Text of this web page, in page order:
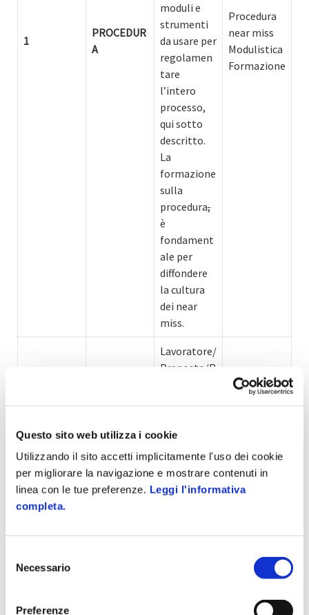
Questo sito web utilizza i cookie
Utilizzando il sito accetti implicitamente l'uso dei cookie
per migliorare la navigazione e mostrare contenuti in
linea con le tue preferenze. Leggi l'informativa
completa.
delNecessario
Preferenze
1
PROCEDUR
A
moduli e
strumenti
da usare per
regolamen
tare
l’intero
processo,
qui sotto
descritto.
La
formazione
sulla
procedura,
è
fondament
ale per
diffondere
la cultura
dei near
miss.
Procedura
near miss
Modulistica
Formazione
2
SEGNALAZI
ONE
Lavoratore/
Preposto/R
(anche
canale
digitale/QR
). Feedback
carico da
Segnalazio
ne tramite
modulistica